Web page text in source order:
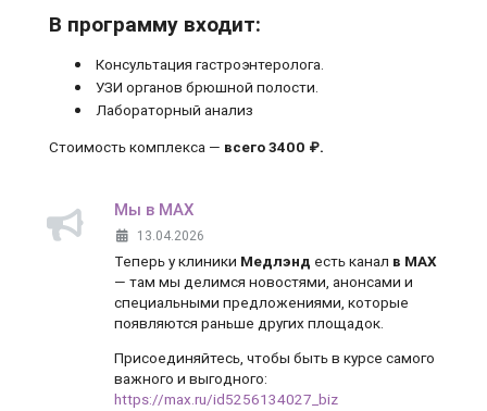
В программу входит:
Консультация гастроэнтеролога.
УЗИ органов брюшной полости.
Лабораторный анализ
Стоимость комплекса — всего 3400 ₽.
Мы в MAX
13.04.2026
Теперь у клиники Медлэнд есть канал в MAX
— там мы делимся новостями, анонсами и
специальными предложениями, которые
появляются раньше других площадок.
Присоединяйтесь, чтобы быть в курсе самого
важного и выгодного:
https://max.ru/id5256134027_biz